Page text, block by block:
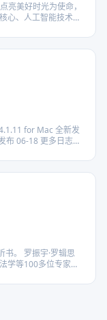
亮美好时光为使命，
心、人工智能技术为
供数字阅读、短剧等
阅精选、得间小说等
平台iReader和短剧
。
for Mac 全新发
布 06-18 更多日志
。 罗振宇·罗辑思
学等100多位专家学